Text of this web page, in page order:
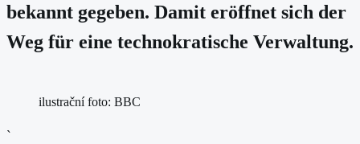
bekannt gegeben. Damit eröffnet sich der
Weg für eine technokratische Verwaltung.
ilustrační foto: BBC
`